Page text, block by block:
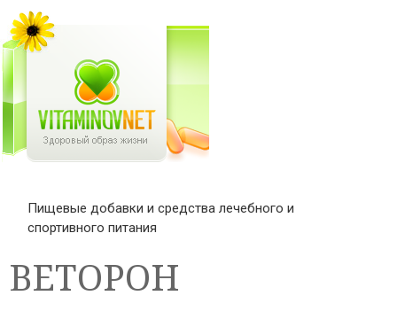
Пищевые добавки и средства лечебного и
спортивного питания
ВЕТОРОН